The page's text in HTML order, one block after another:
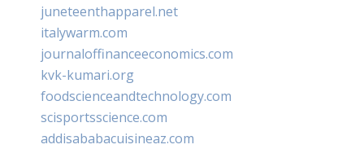
juneteenthapparel.net
italywarm.com
journaloffinanceeconomics.com
kvk-kumari.org
foodscienceandtechnology.com
scisportsscience.com
addisababacuisineaz.com